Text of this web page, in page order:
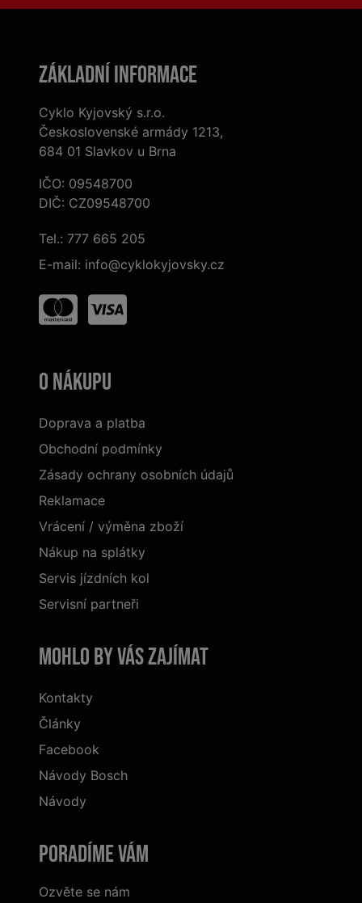
Základní informace
Cyklo Kyjovský s.r.o.
Československé armády 1213,
684 01 Slavkov u Brna
IČO: 09548700
DIČ: CZ09548700
Tel.: 777 665 205
E-mail: info@cyklokyjovsky.cz
O nákupu
Doprava a platba
Obchodní podmínky
Zásady ochrany osobních údajů
Reklamace
Vrácení / výměna zboží
Nákup na splátky
Servis jízdních kol
Servisní partneři
Mohlo by vás zajímat
Kontakty
Články
Facebook
Návody Bosch
Návody
Poradíme Vám
Ozvěte se nám